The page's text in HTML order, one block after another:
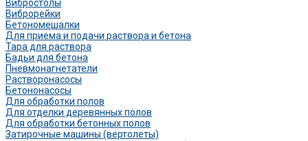
Вибростолы
Виброрейки
Бетономешалки
Для приема и подачи раствора и бетона
Тара для раствора
Бадьи для бетона
Пневмонагнетатели
Растворонасосы
Бетононасосы
Для обработки полов
Для отделки деревянных полов
Для обработки бетонных полов
Затирочные машины (вертолеты)